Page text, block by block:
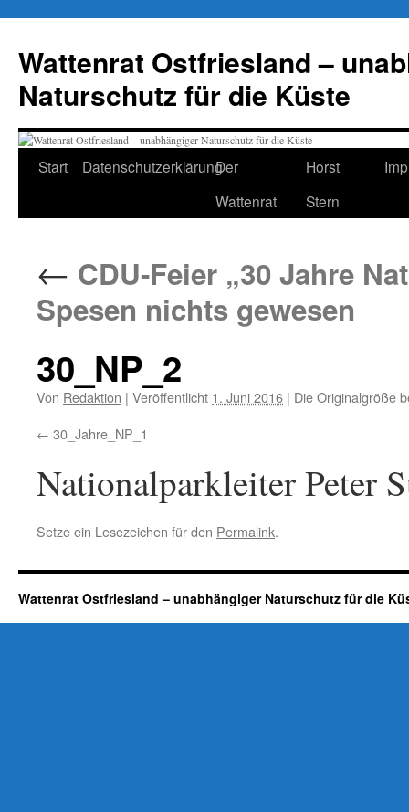
springen
Wattenrat Ostfriesland –
Naturschutz für die Küste
Start DatenschutzerklärungDer
Wattenrat
Horst
Stern
← CDU-Feier „30 Jahre
Spesen nichts gewesen
30_NP_2
Von Redaktion | Veröffentlicht 1. Juni 2016 | Die Originalgröße
30_Jahre_NP_1
Nationalparkleiter Peter
Setze ein Lesezeichen für den Permalink.
Wattenrat Ostfriesland – unabhängiger Naturschutz für die